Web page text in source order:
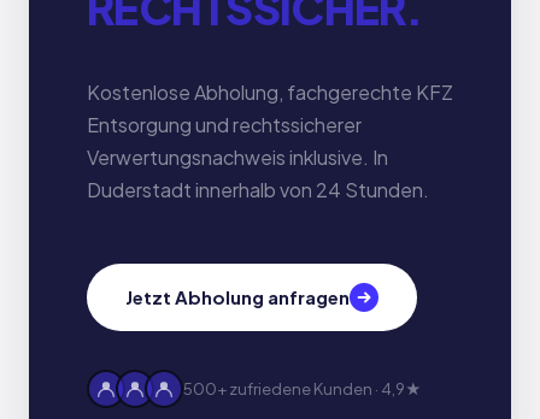
Kostenlose Abholung, fachgerechte KFZ
Entsorgung und rechtssicherer
Verwertungsnachweis inklusive. In
Duderstadt innerhalb von 24 Stunden.
Jetzt Abholung anfragen
500+ zufriedene Kunden · 4,9★